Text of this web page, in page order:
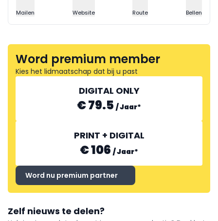
Mailen Website Route Bellen
Word premium member
Kies het lidmaatschap dat bij u past
DIGITAL ONLY
€ 79.5 /Jaar*
PRINT + DIGITAL
€ 106 /Jaar*
Word nu premium partner
Zelf nieuws te delen?